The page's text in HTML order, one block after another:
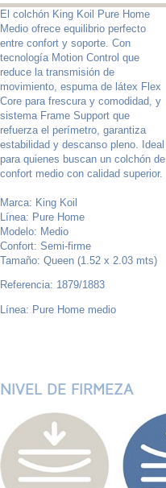
El colchón King Koil Pure Home
Medio ofrece equilibrio perfecto
entre confort y soporte. Con
tecnología Motion Control que
reduce la transmisión de
movimiento, espuma de látex Flex
Core para frescura y comodidad, y
sistema Frame Support que
refuerza el perímetro, garantiza
estabilidad y descanso pleno. Ideal
para quienes buscan un colchón de
confort medio con calidad superior.
Marca: King Koil
Línea: Pure Home
Modelo: Medio
Confort: Semi-firme
Tamaño: Queen (1.52 x 2.03 mts)
Referencia: 1879/1883
Línea: Pure Home medio
NIVEL DE FIRMEZA